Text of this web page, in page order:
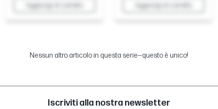
Aggiungi al carrello Aggiungi al carrello
Nessun altro articolo in questa serie—questo è unico!
Iscriviti alla nostra newsletter